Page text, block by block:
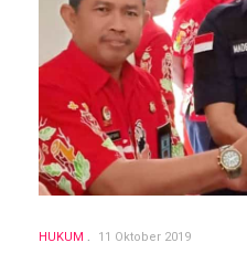
HUKUM 11 Oktober 2019